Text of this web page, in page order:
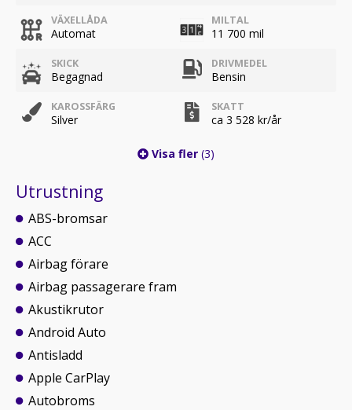
VÄXELLÅDA
Automat
MILTAL
11 700 mil
SKICK
Begagnad
DRIVMEDEL
Bensin
KAROSSFÄRG
Silver
SKATT
ca 3 528 kr/år
Visa fler (3)
Utrustning
ABS-bromsar
ACC
Airbag förare
Airbag passagerare fram
Akustikrutor
Android Auto
Antisladd
Apple CarPlay
Autobroms